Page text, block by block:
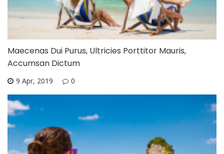
Maecenas Dui Purus, Ultricies Porttitor Mauris,
Accumsan Dictum
9 Apr, 2019 0